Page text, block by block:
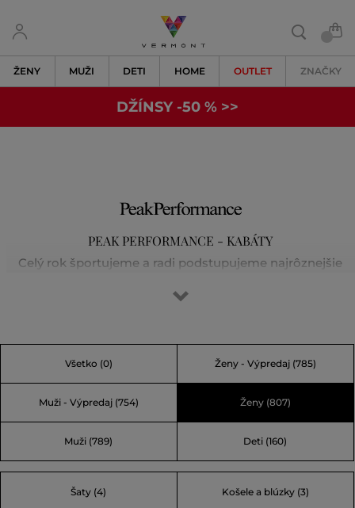
ŽENY MUŽI DETI HOME OUTLET ZNAČKY
DŽÍNSY -50 % >>
PEAK PERFORMANCE - KABÁTY
Celý rok športujeme a radi podstupujeme najrôznejšie
vysokohorských túrach. Vieme, že prvotriedna výbava je
okolo party nadšencov vo výnimočnom švédskom meste
Åre, ktoré má nepredvídateľné počasie. Vďaka dôrazu na
trendy sa stala najväčšou škandinávskou značkou
Všetko (0) Ženy - Výpredaj(785)
Muži - Výpredaj(754) Ženy(807)
Muži (789) Deti (160)
Šaty (4) Košele a blúzky (3)